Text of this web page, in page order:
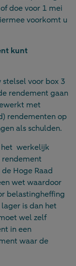
doe voor 1 mei
voorkomt u
kunt
voor box 3
rendement gaan
met
rendementen op
als schulden.
het werkelijk
Hoge Raad
wet waardoor
belastingheffing
is dan het
wel zelf
in een
waar de